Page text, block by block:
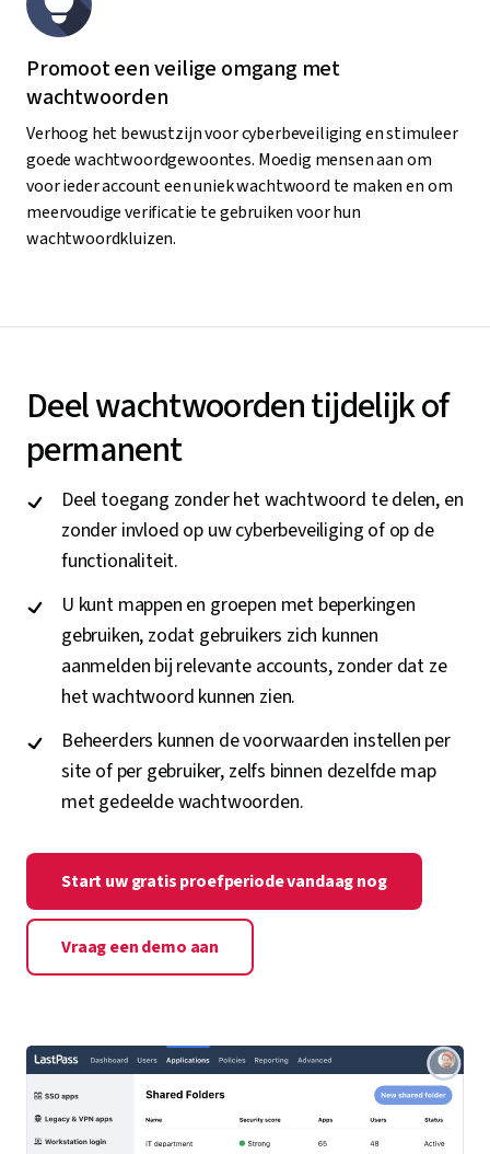
Promoot een veilige omgang met
wachtwoorden
Verhoog het bewustzijn voor cyberbeveiliging en stimuleer
goede wachtwoordgewoontes. Moedig mensen aan om
voor ieder account een uniek wachtwoord te maken en om
meervoudige verificatie te gebruiken voor hun
wachtwoordkluizen.
Deel wachtwoorden tijdelijk of
permanent
Deel toegang zonder het wachtwoord te delen, en
zonder invloed op uw cyberbeveiliging of op de
functionaliteit.
U kunt mappen en groepen met beperkingen
gebruiken, zodat gebruikers zich kunnen
aanmelden bij relevante accounts, zonder dat ze
het wachtwoord kunnen zien.
Beheerders kunnen de voorwaarden instellen per
site of per gebruiker, zelfs binnen dezelfde map
met gedeelde wachtwoorden.
Start uw gratis proefperiode vandaag nog
Vraag een demo aan